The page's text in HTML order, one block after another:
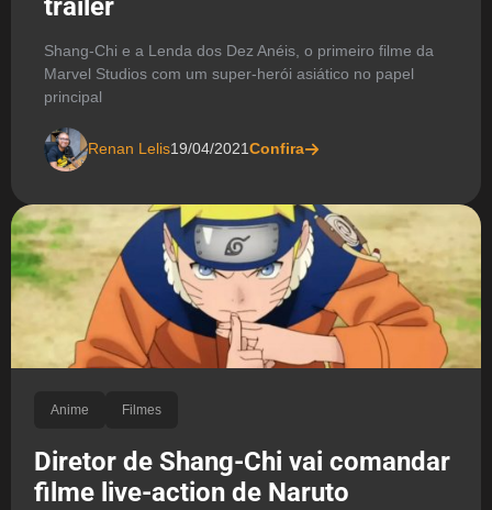
trailer
Shang-Chi e a Lenda dos Dez Anéis, o primeiro filme da
Marvel Studios com um super-herói asiático no papel
principal
Renan Lelis19/04/2021Confira
Anime Filmes
Diretor de Shang-Chi vai comandar
filme live-action de Naruto